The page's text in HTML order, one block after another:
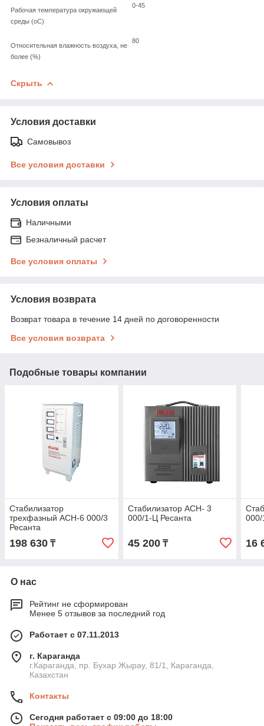
Рабочая температура окружающей
среды (оС)
0-45
Относительная влажность воздуха, не
более (%)
80
Скрыть
Условия доставки
Самовывоз
Все условия доставки
Условия оплаты
Наличными
Безналичный расчет
Все условия оплаты
Условия возврата
Возврат товара в течение 14 дней по договоренности
Все условия возврата
Подобные товары компании
Стабилизатор
трехфазный АСН-6 000/3
Ресанта
198 630 ₸
Стабилизатор АСН- 3
000/1-Ц Ресанта
45 200₸
000/
16
О нас
Рейтинг не сформирован
Менее 5 отзывов за последний год
Работает с 07.11.2013
г. Караганда
г.Караганда, пр. Бухар Жырау, 81/1, Караганда,
Казахстан
Контакты
Сегодня работает с 09:00 до 18:00